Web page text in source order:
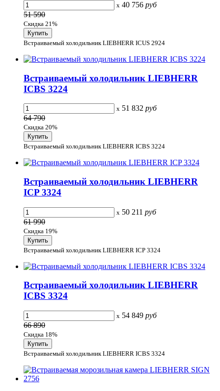
x 40 756 руб
51 590
Скидка 21%
Встраиваемый холодильник LIEBHERR ICUS 2924
Встраиваемый холодильник LIEBHERR
ICBS 3224
x 51 832 руб
64 790
Скидка 20%
Встраиваемый холодильник LIEBHERR ICBS 3224
Встраиваемый холодильник LIEBHERR
ICP 3324
x 50 211 руб
61 990
Скидка 19%
Встраиваемый холодильник LIEBHERR ICP 3324
Встраиваемый холодильник LIEBHERR
ICBS 3324
x 54 849 руб
66 890
Скидка 18%
Встраиваемый холодильник LIEBHERR ICBS 3324